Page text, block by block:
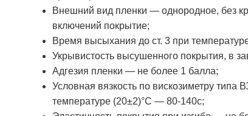
Внешний вид пленки — однородное, без
включений покрытие;
Время высыхания до ст. 3 при
Укрывистость высушенного покрытия, в
Адгезия пленки — не более 1 балла;
Условная вязкость по вискозиметру
температуре (20±2)°C — 80-140с;